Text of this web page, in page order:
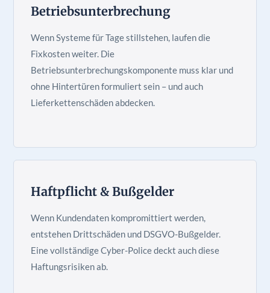
Betriebsunterbrechung
Wenn Systeme für Tage stillstehen, laufen die
Fixkosten weiter. Die
Betriebsunterbrechungskomponente muss klar und
ohne Hintertüren formuliert sein – und auch
Lieferkettenschäden abdecken.
Haftpflicht & Bußgelder
Wenn Kundendaten kompromittiert werden,
entstehen Drittschäden und DSGVO-Bußgelder.
Eine vollständige Cyber-Police deckt auch diese
Haftungsrisiken ab.